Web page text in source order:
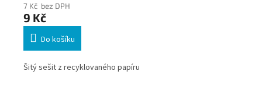
7 Kč bez DPH
9 Kč
Do košíku
Šitý sešit z recyklovaného papíru